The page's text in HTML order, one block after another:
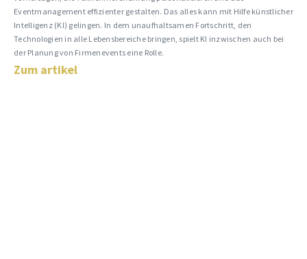
Eventmanagement effizienter gestalten. Das alles kann mit Hilfe künstlicher
Intelligenz (KI) gelingen. In dem unaufhaltsamen Fortschritt, den
Technologien in alle Lebensbereiche bringen, spielt KI inzwischen auch bei
der Planung von Firmenevents eine Rolle.
Zum artikel